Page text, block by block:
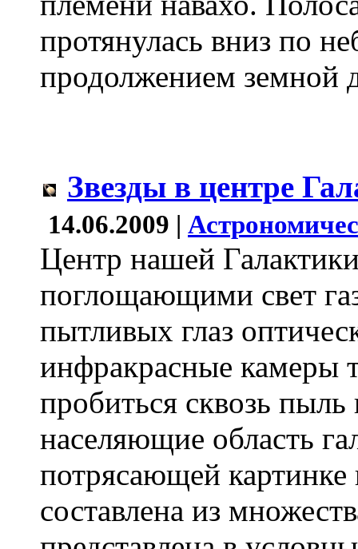
протянулась вниз по
продолжением земной
Звезды в центре
14.06.2009 |
Центр нашей
поглощающими свет
пытливых глаз
инфракрасные камеры
пробиться сквозь пыль
населяющие область
потрясающей картинке
составлена из